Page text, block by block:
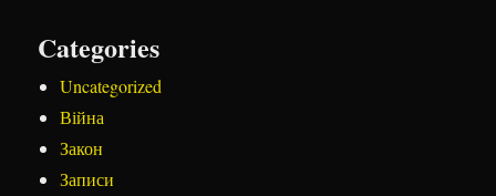
Categories
Uncategorized
Війна
Закон
Записи